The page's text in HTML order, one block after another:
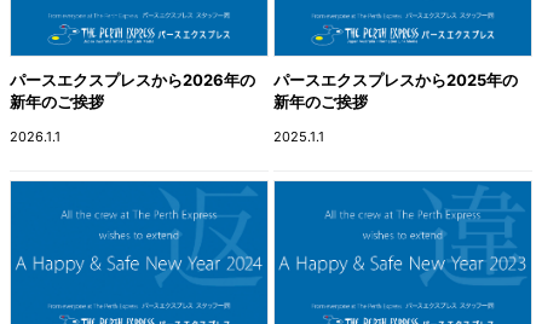
パースエクスプレスから2026年の
新年のご挨拶
2026.1.1
パースエクスプレスから2025年の
新年のご挨拶
2025.1.1